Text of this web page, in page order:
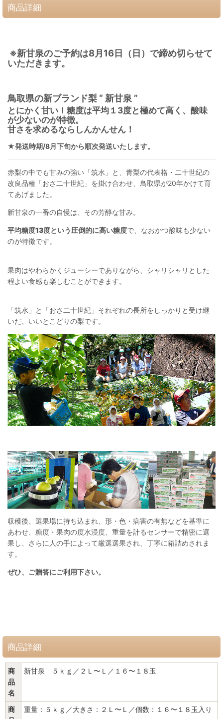
商品詳細
※新甘泉のご予約は8月16日（日）で締め切らせて
いただきます。
鳥取県の新ブランド梨 “ 新甘泉 ”
とにかく甘い！糖度は平均１3度と極めて高く、酸味
が少ないのが特徴。
甘さを求めるならしんかんせん！
★発送時期/8月下旬から順次発送いたします。
赤梨の中でも甘みの強い「筑水」と、青梨の代表格・二十世紀の
改良品種「おさ二十世紀」を掛け合わせ、鳥取県が20年かけて育
てあげました。
新甘泉の一番の自慢は、その芳醇な甘み。
平均糖度13度という圧倒的に高い糖度で、なおかつ酸味も少ない
のが特徴です。
果肉はやわらかくジューシーでありながら、シャリシャリとした
程よい食感も楽しむことができます。
「筑水」と「おさ二十世紀」それぞれの長所をしっかりと受け継
いだ、いいとこどりの梨です。
収穫後、選果場に持ち込まれ、形・色・病害の有無などを基準に
あわせ、糖度・果肉の度水浸度、重量を計るセンサーで精密に選
果し、さらに人の手によって厳選選果され、丁寧に箱詰めされま
す。
ぜひ、ご贈答にご利用下さい。
商品詳細
商
品
名
新甘泉 ５ｋｇ／２Ｌ〜Ｌ／１６〜１８玉
商
重量：５ｋｇ／大きさ：２Ｌ〜Ｌ／個数：１６〜１８玉入り